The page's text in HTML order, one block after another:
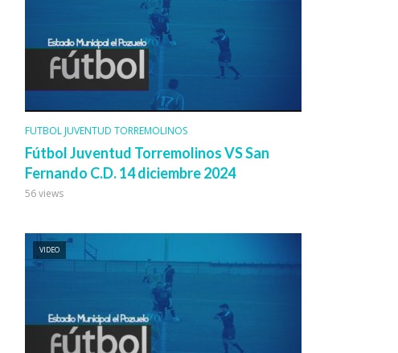
FUTBOL JUVENTUD TORREMOLINOS
Fútbol Juventud Torremolinos VS San
Fernando C.D. 14 diciembre 2024
56 views
VIDEO